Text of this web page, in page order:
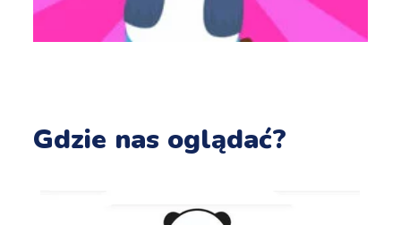
Gdzie nas oglądać?